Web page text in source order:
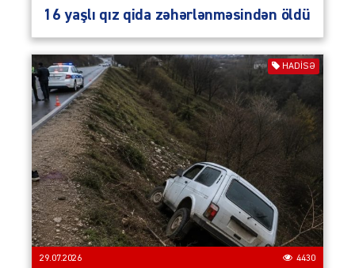
16 yaşlı qız qida zəhərlənməsindən öldü
HADISƏ
29.07.2026 4430